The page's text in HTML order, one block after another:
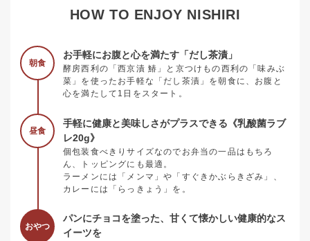
HOW TO ENJOY NISHIRI
朝食
お手軽にお腹と心を満たす「だし茶漬」
酵房西利の「西京漬 鰆」と京つけもの西利の「味みぶ
菜」を使ったお手軽な「だし茶漬」を朝食に、お腹と
心を満たして1日をスタート。
昼食
手軽に健康と美味しさがプラスできる《乳酸菌ラブ
レ20g》
個包装食べきりサイズなのでお弁当の一品はもちろ
ん、トッピングにも最適。
ラーメンには「メンマ」や「すぐきかぶらきざみ」、
カレーには「らっきょう」を。
おやつ
パンにチョコを塗った、甘くて懐かしい健康的なス
イーツを